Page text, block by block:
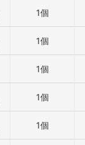
1個
1個
1個
1個
1個